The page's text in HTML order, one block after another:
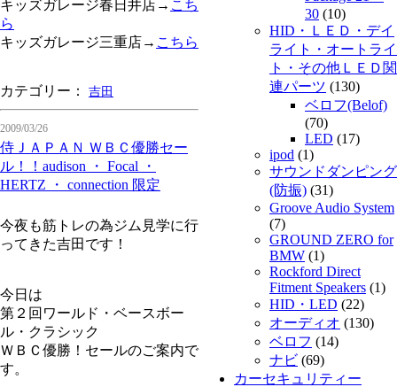
キッズガレージ春日井店→ こち
ら
キッズガレージ三重店→ こちら
カテゴリー： 吉田
2009/03/26
侍ＪＡＰＡＮ ＷＢＣ優勝セー
ル！！audison ・ Focal ・
HERTZ ・ connection 限定
今夜も筋トレの為ジム見学に行
ってきた吉田です！
今日は
第２回ワールド・ベースボー
ル・クラシック
ＷＢＣ優勝！セールのご案内で
す。
30 (10)
HID・ＬＥＤ・デイ
ライト・オートライ
ト・その他ＬＥＤ関
連パーツ (130)
ベロフ(Belof)
(70)
LED (17)
ipod (1)
サウンドダンピング
(防振) (31)
Groove Audio System
(7)
GROUND ZERO for
BMW (1)
Rockford Direct
Fitment Speakers (1)
HID・LED (22)
オーディオ (130)
ベロフ (14)
ナビ (69)
カーセキュリティー